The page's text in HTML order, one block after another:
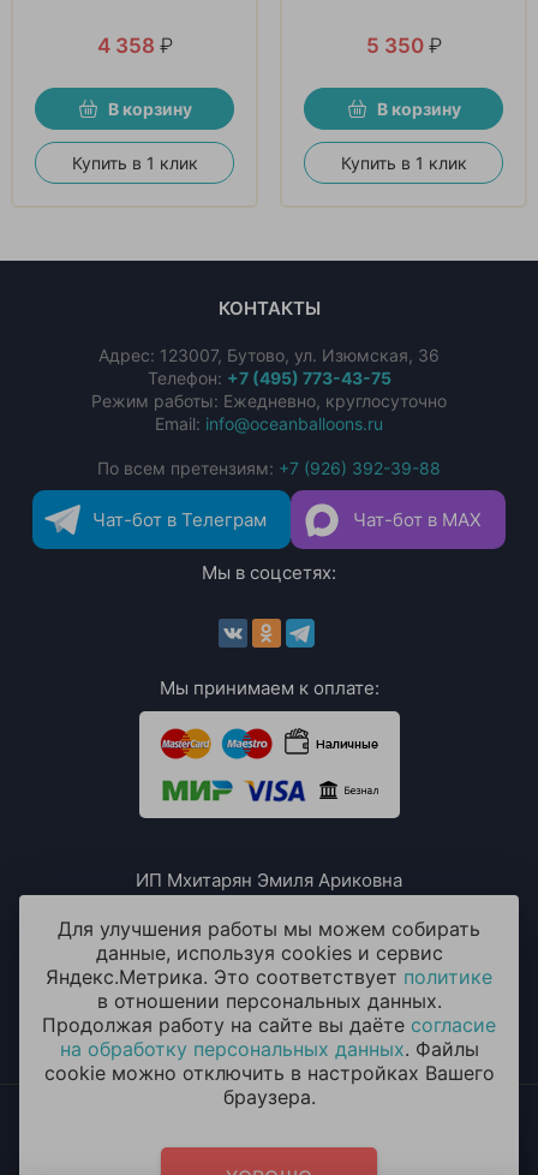
4 358 ₽
В корзину
Купить в 1 клик
5 350 ₽
В корзину
Купить в 1 клик
КОНТАКТЫ
Адрес: 123007, Бутово, ул. Изюмская, 36
Телефон: +7 (495) 773-43-75
Режим работы: Ежедневно, круглосуточно
Email: info@oceanballoons.ru
По всем претензиям: +7 (926) 392-39-88
Чат-бот в Телеграм Чат-бот в MAX
Мы в соцсетях:
Мы принимаем к оплате:
ИП Мхитарян Эмиля Ариковна
ИНН: 771385063807
ОГРН / ОГРНИП: 319508100076230
2014 - 2026 © «ОКЕАН ШАРОВ» Воздушные шары с
Политика конфиденциальности
согласие на обработку
Для улучшения работы мы можем собирать
данные, используя cookies и сервис
Яндекс.Метрика. Это соответствует политике
в отношении персональных данных.
Продолжая работу на сайте вы даёте согласие
на обработку персональных данных. Файлы
cookie можно отключить в настройках Вашего
браузера.